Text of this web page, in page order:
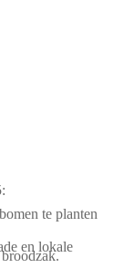
te planten
en lokale